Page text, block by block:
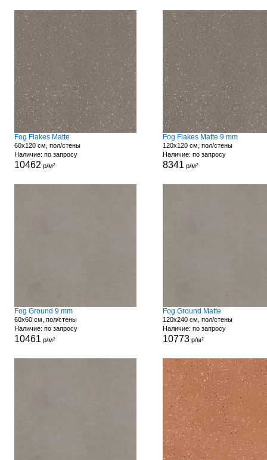
Fog Flakes Matte
60x120 см, пол/стены
Наличие: по запросу
10462 р/м²
Fog Flakes Matte 9 mm
120x120 см, пол/стены
Наличие: по запросу
8341 р/м²
Fog Ground 9 mm
60x60 см, пол/стены
Наличие: по запросу
10461 р/м²
Fog Ground Matte
120x240 см, пол/стены
Наличие: по запросу
10773р/м²